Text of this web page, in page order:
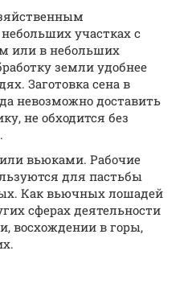
участках с
или в небольших
земли удобнее
Заготовка сена в
невозможно доставить
не обходится без
вьюками. Рабочие
для пастьбы
Как вьючных лошадей
сферах деятельности
восхождении в горы,